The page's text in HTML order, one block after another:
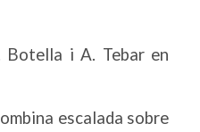
Botella i A. Tebar en
escalada sobre